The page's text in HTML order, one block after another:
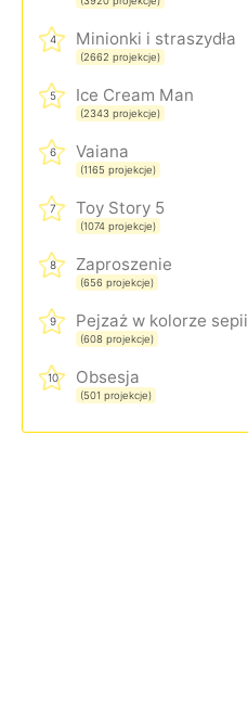
4 Minionki i straszydła
(2662 projekcje)
5 Ice Cream Man
(2343 projekcje)
6 Vaiana
(1165 projekcje)
7 Toy Story 5
(1074 projekcje)
8 Zaproszenie
(656 projekcje)
9 Pejzaż w kolorze sepii
(608 projekcje)
10 Obsesja
(501 projekcje)